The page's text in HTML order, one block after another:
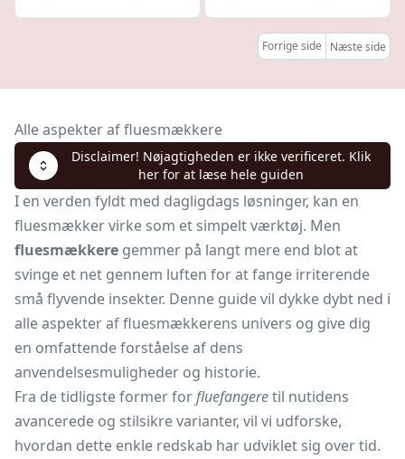
Forrige side Næste side
Alle aspekter af fluesmækkere
Disclaimer! Nøjagtigheden er ikke verificeret. Klik
her for at læse hele guiden
I en verden fyldt med dagligdags løsninger, kan en
fluesmækker virke som et simpelt værktøj. Men
fluesmækkere gemmer på langt mere end blot at
svinge et net gennem luften for at fange irriterende
små flyvende insekter. Denne guide vil dykke dybt ned i
alle aspekter af fluesmækkerens univers og give dig
en omfattende forståelse af dens
anvendelsesmuligheder og historie.
Fra de tidligste former forfluefangeretil nutidens
avancerede og stilsikre varianter, vil vi udforske,
hvordan dette enkle redskab har udviklet sig over tid.